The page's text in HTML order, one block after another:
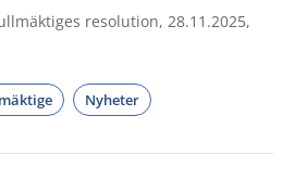
resolution, 28.11.2025,
Nyheter